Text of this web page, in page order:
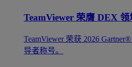
TeamViewer 荣膺 DEX
TeamViewer 荣获 2026
导者称号。